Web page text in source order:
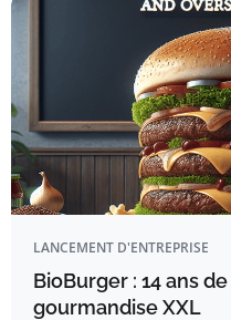
LANCEMENT D'ENTREPRISE
BioBurger : 14 ans
gourmandise XXL